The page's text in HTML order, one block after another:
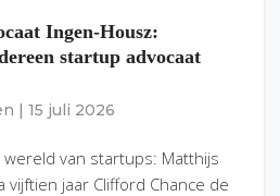
Ingen-Housz:
startup advocaat
15 juli 2026
van startups: Matthijs
vijftien jaar Clifford Chance de